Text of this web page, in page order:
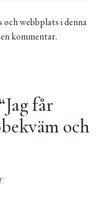
och webbplats i denna
kommentar.
Jag får
och